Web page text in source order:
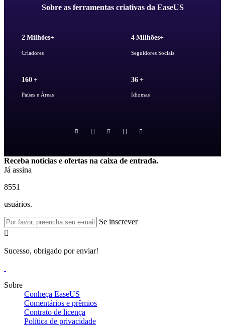
Sobre as ferramentas criativas da EaseUS
2 Milhões+
Criadores
4 Milhões+
Seguidores Sociais
160 +
Países e Áreas
36 +
Idiomas
    
Receba notícias e ofertas na caixa de entrada.
Já assina
8551
usuários.
Se inscrever

Sucesso, obrigado por enviar!
Sobre
Conheça EaseUS
Comentários e prêmios
Contrato de licença
Política de privacidade